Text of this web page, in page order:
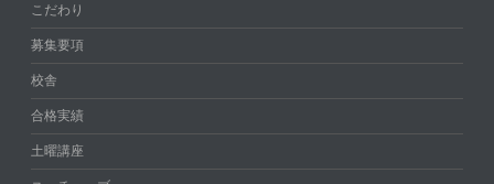
こだわり
募集要項
校舎
合格実績
土曜講座